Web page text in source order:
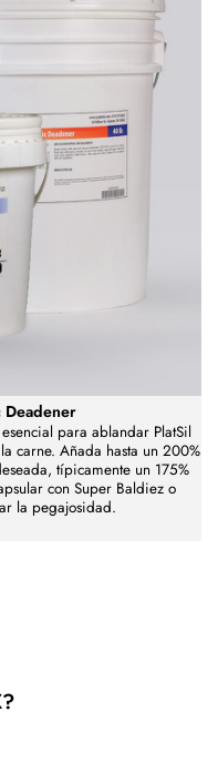
Deadener
para ablandar PlatSil
carne. Añada hasta un 200%
típicamente un 175%
con Super Baldiez o
la pegajosidad.